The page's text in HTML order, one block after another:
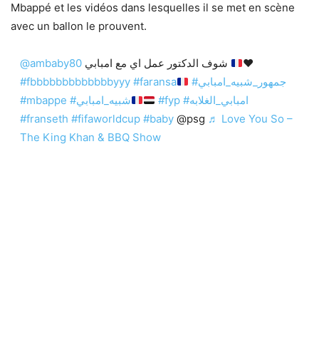
Mbappé et les vidéos dans lesquelles il se met en scène
avec un ballon le prouvent.
@ambaby80
❤️
#fbbbbbbbbbbbbbyyy #faransa
#جمهور_شبيه_امبابي
#mbappe
#شبيه_امبابي #fyp
#امبابي_الغلابه
#franseth #fifaworldcup #baby@psg ♬ Love You So –
The King Khan & BBQ Show